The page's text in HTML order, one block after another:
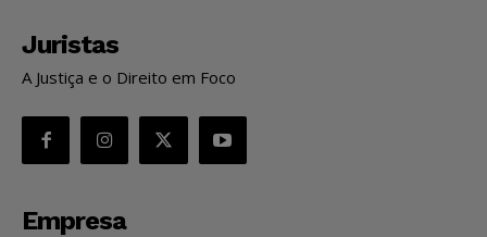
Juristas
A Justiça e o Direito em Foco
Empresa